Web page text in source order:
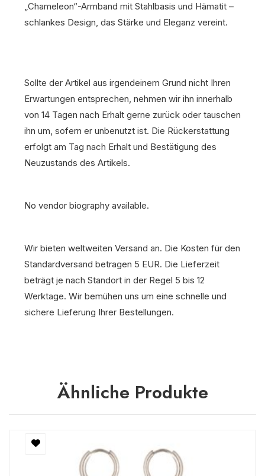
„Chameleon“-Armband mit Stahlbasis und Hämatit –
schlankes Design, das Stärke und Eleganz vereint.
Sollte der Artikel aus irgendeinem Grund nicht Ihren
Erwartungen entsprechen, nehmen wir ihn innerhalb
von 14 Tagen nach Erhalt gerne zurück oder tauschen
ihn um, sofern er unbenutzt ist. Die Rückerstattung
erfolgt am Tag nach Erhalt und Bestätigung des
Neuzustands des Artikels.
No vendor biography available.
Wir bieten weltweiten Versand an. Die Kosten für den
Standardversand betragen 5 EUR. Die Lieferzeit
beträgt je nach Standort in der Regel 5 bis 12
Werktage. Wir bemühen uns um eine schnelle und
sichere Lieferung Ihrer Bestellungen.
Ähnliche Produkte